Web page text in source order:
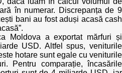
IDIS
în numerar. Discrepanța de 9
bani au fost aduși acasă cash
Moldova a exportat mărfuri și
USD. Altfel spus, veniturile
hotare sunt egale cu veniturile
Pentru comparație, încasările